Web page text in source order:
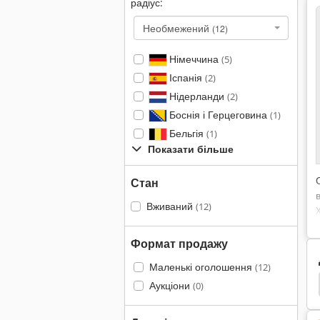
Необмежений (12)
Німеччина (5)
Іспанія (2)
Нідерланди (2)
Боснія і Герцеговина (1)
Бельгія (1)
Показати більше
Стан
Вживаний (12)
Формат продажу
Маленькі оголошення (12)
Аукціони (0)
Алюміній Фрезерний Верстат